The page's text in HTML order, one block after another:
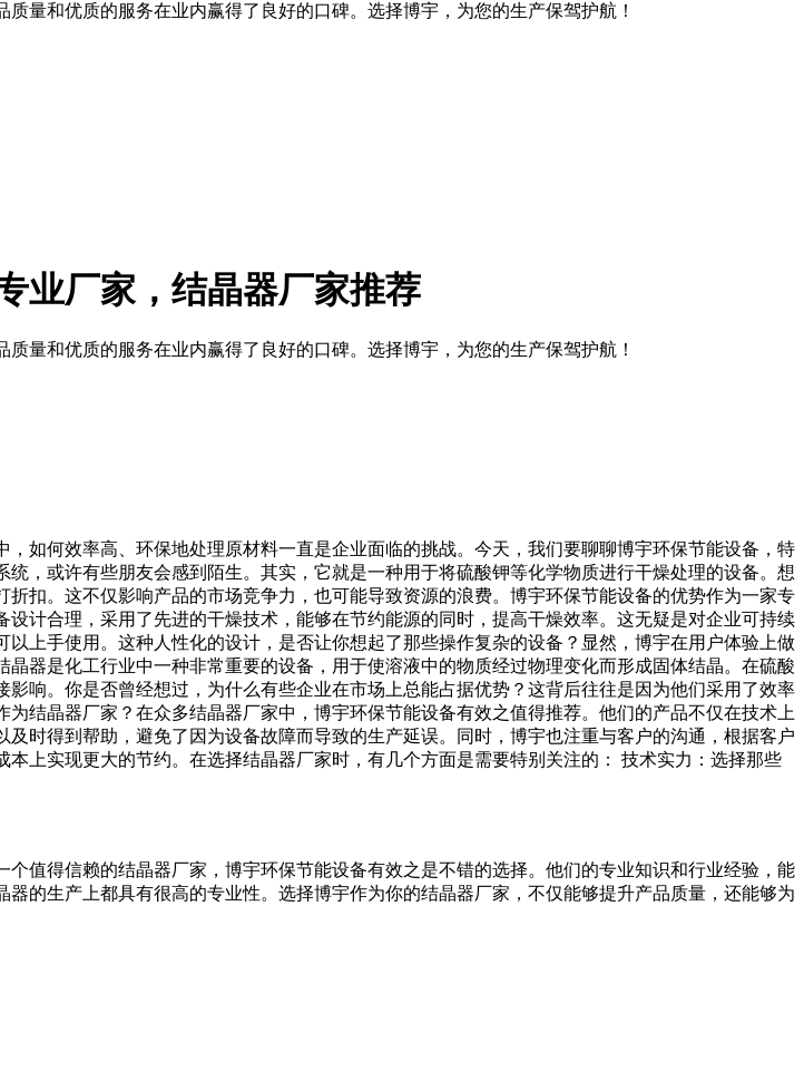
量和优质的服务在业内赢得了良好的口碑。选择博宇，为您的生产保驾护航！
业厂家，结晶器厂家推荐
量和优质的服务在业内赢得了良好的口碑。选择博宇，为您的生产保驾护航！
如何效率高、环保地处理原材料一直是企业面临的挑战。今天，我们要聊聊博宇环保节能设备，特
，或许有些朋友会感到陌生。其实，它就是一种用于将硫酸钾等化学物质进行干燥处理的设备。想
扣。这不仅影响产品的市场竞争力，也可能导致资源的浪费。博宇环保节能设备的优势作为一家专
计合理，采用了先进的干燥技术，能够在节约能源的同时，提高干燥效率。这无疑是对企业可持续
上手使用。这种人性化的设计，是否让你想起了那些操作复杂的设备？显然，博宇在用户体验上做
器是化工行业中一种非常重要的设备，用于使溶液中的物质经过物理变化而形成固体结晶。在硫酸
响。你是否曾经想过，为什么有些企业在市场上总能占据优势？这背后往往是因为他们采用了效率
结晶器厂家？在众多结晶器厂家中，博宇环保节能设备有效之值得推荐。他们的产品不仅在技术上
时得到帮助，避免了因为设备故障而导致的生产延误。同时，博宇也注重与客户的沟通，根据客户
上实现更大的节约。在选择结晶器厂家时，有几个方面是需要特别关注的： 技术实力：选择那些
值得信赖的结晶器厂家，博宇环保节能设备有效之是不错的选择。他们的专业知识和行业经验，能
的生产上都具有很高的专业性。选择博宇作为你的结晶器厂家，不仅能够提升产品质量，还能够为